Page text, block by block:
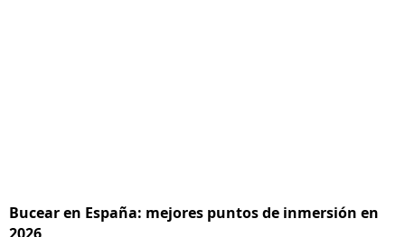
Bucear en España: mejores puntos de inmersión en